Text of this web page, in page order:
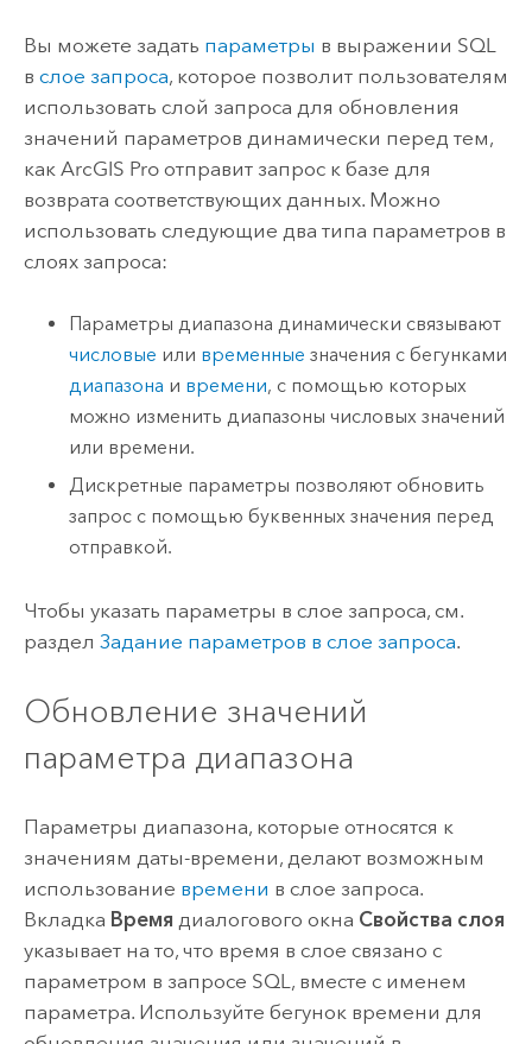
Вы можете задать параметры в выражении SQL
в слое запроса, которое позволит пользователям
использовать слой запроса для обновления
значений параметров динамически перед тем,
как ArcGIS Proотправит запрос к базе для
возврата соответствующих данных. Можно
использовать следующие два типа параметров в
слоях запроса:
Параметры диапазона динамически связывают
числовые или временные значения с бегунками
диапазона и времени, с помощью которых
можно изменить диапазоны числовых значений
или времени.
Дискретные параметры позволяют обновить
запрос с помощью буквенных значения перед
отправкой.
Чтобы указать параметры в слое запроса, см.
раздел Задание параметров в слое запроса.
Обновление значений
параметра диапазона
Параметры диапазона, которые относятся к
значениям даты-времени, делают возможным
использование времени в слое запроса.
Вкладка Время диалогового окна Свойства слоя
указывает на то, что время в слое связано с
параметром в запросе SQL, вместе с именем
параметра. Используйте бегунок времени для